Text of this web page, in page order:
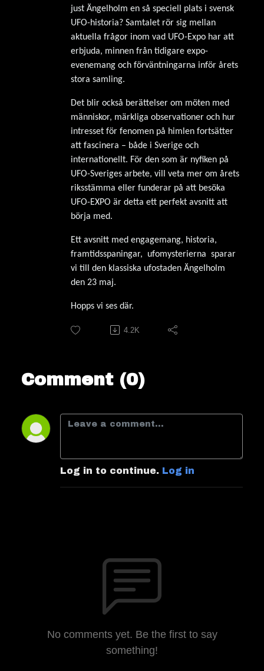
just Ängelholm en så speciell plats i svensk
UFO-historia? Samtalet rör sig mellan
aktuella frågor inom vad UFO-Expo har att
erbjuda, minnen från tidigare expo-
evenemang och förväntningarna inför årets
stora samling.
Det blir också berättelser om möten med
människor, märkliga observationer och hur
intresset för fenomen på himlen fortsätter
att fascinera – både i Sverige och
internationellt. För den som är nyfiken på
UFO-Sveriges arbete, vill veta mer om årets
riksstämma eller funderar på att besöka
UFO-EXPO är detta ett perfekt avsnitt att
börja med.
Ett avsnitt med engagemang, historia,
framtidsspaningar, ufomysterierna sparar
vi till den klassiska ufostaden Ängelholm
den 23 maj.
Hopps vi ses där.
4.2K
Comment (0)
Log in to continue. Log in
No comments yet. Be the first to say
something!